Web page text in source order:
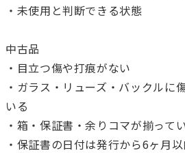
・未使用と判断できる状態
中古品
・目立つ傷や打痕がない
・ガラス・リューズ・バックルに
いる
・箱・保証書・余りコマが揃って
・保証書の日付は発行から6ヶ月